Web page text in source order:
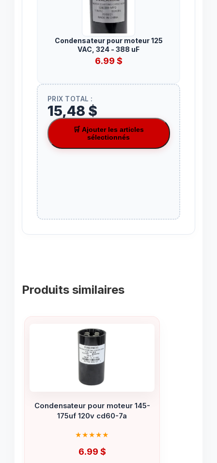
Condensateur pour moteur 125
VAC, 324 - 388 uF
6.99 $
PRIX TOTAL :
15,48 $
🛒 Ajouter les articles
sélectionnés
Produits similaires
Condensateur pour moteur 145-
175uf 120v cd60-7a
6.99 $